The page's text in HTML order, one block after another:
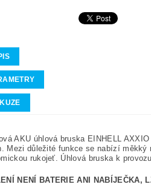
AKU úhlová bruska EINHELL
Mezi důležité funkce se nabízí měkký
rukojeť. Úhlová bruska k
NENÍ BATERIE ANI NABÍJEČKA,